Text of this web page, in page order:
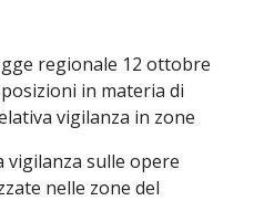
regionale 12 ottobre
in materia di
vigilanza in zone
vigilanza sulle opere
nelle zone del